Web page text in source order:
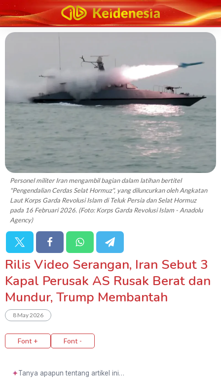
Personel militer Iran mengambil bagian dalam latihan bertitel
"Pengendalian Cerdas Selat Hormuz", yang diluncurkan oleh Angkatan
Laut Korps Garda Revolusi Islam di Teluk Persia dan Selat Hormuz
pada 16 Februari 2026. (Foto: Korps Garda Revolusi Islam - Anadolu
Agency)
Rilis Video Serangan, Iran Sebut 3
Kapal Perusak AS Rusak Berat dan
Mundur, Trump Membantah
8 May 2026
Font + Font -
✦